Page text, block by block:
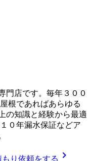
門店です。毎年３００
根であればあらゆる
の知識と経験から最適
０年漏水保証などア
り依頼をする chevron_right